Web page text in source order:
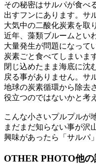
その秘密はサルパが食べ
出すフンにあります。サ
大気中の二酸化炭素を取
近年、藻類ブルームとい
大量発生が問題になって
炭素ごと食べてしまいま
閉じ込めたまま海底に沈
戻る事がありません。サ
地球の炭素循環から除去
役立つのではないかと考
こんな小さいプルプルが
まだまだ知らない事が沢
興味があったら「サルパ
OTHER PHOTO他